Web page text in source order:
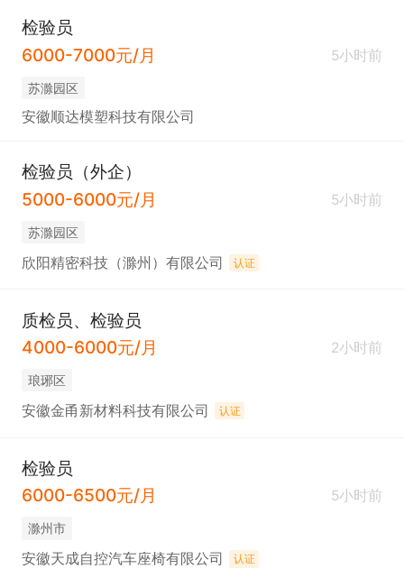
检验员
6000-7000元/月
5小时前
苏滁园区
安徽顺达模塑科技有限公司
检验员（外企）
5000-6000元/月
5小时前
苏滁园区
欣阳精密科技（滁州）有限公司 认证
质检员、检验员
4000-6000元/月
2小时前
琅琊区
安徽金甬新材料科技有限公司 认证
检验员
6000-6500元/月
5小时前
滁州市
安徽天成自控汽车座椅有限公司 认证